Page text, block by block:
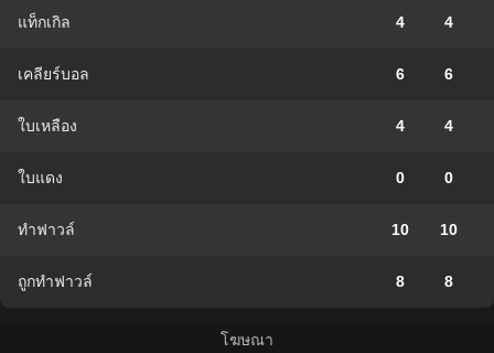
แท็กเกิล 4 4
เคลียร์บอล 6 6
ใบเหลือง 4 4
ใบแดง 0 0
ทำฟาวล์ 10 10
ถูกทำฟาวล์ 8 8